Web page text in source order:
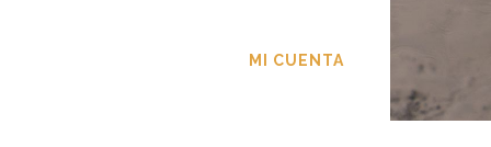
MI CUENTA